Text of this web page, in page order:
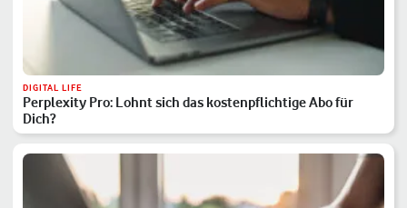
DIGITAL LIFE
Perplexity Pro: Lohnt sich das kostenpflichtige Abo für
Dich?